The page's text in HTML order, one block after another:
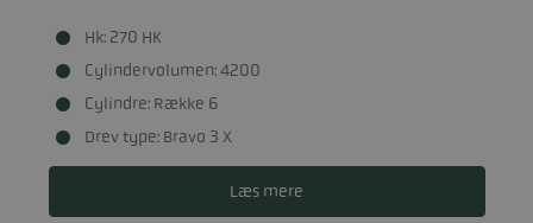
Hk: 270 HK
Cylindervolumen: 4200
Cylindre: Række 6
Drev type: Bravo 3 X
Læs mere